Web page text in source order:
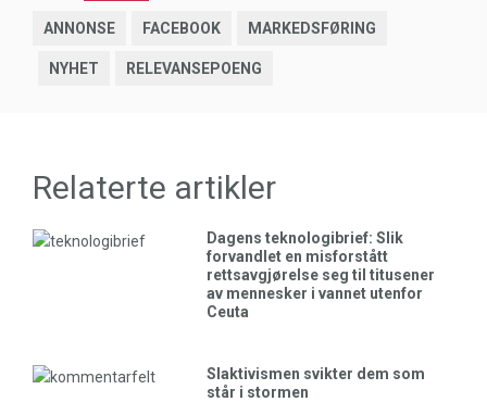
ANNONSE FACEBOOK MARKEDSFØRING
NYHET RELEVANSEPOENG
Relaterte artikler
Dagens teknologibrief: Slik
forvandlet en misforstått
rettsavgjørelse seg til titusener
av mennesker i vannet utenfor
Ceuta
Slaktivismen svikter dem som
står i stormen